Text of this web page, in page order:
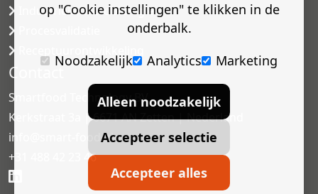
Industriële microbiologie
Contact
Smartfood Technology BV
Kerkstraat 3a | 6671 AN Zetten | Nederland
info@smart-food.nl
+31 488 42 23 46
op "Cookie instellingen" te klikken in de
onderbalk.
Noodzakelijk
Analytics Marketing
Alleen noodzakelijk
Accepteer selectie
Accepteer alles